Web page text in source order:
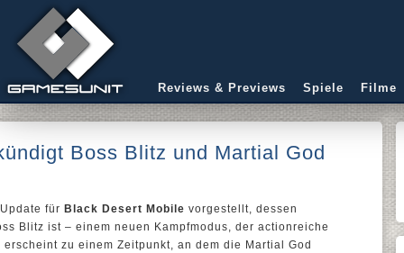
Reviews & Previews Spiele Filme
Boss Blitz und Martial God
für Black Desert Mobile vorgestellt, dessen
Blitz ist – einem neuen Kampfmodus, der actionreiche
zu einem Zeitpunkt, an dem die Martial God